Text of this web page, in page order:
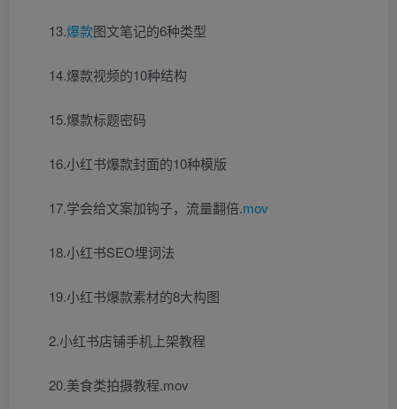
13.爆款图文笔记的6种类型
14.爆款视频的10种结构
15.爆款标题密码
16.小红书爆款封面的10种模版
17.学会给文案加钩子，流量翻倍.mov
18.小红书SEO埋词法
19.小红书爆款素材的8大构图
2.小红书店铺手机上架教程
20.美食类拍摄教程.mov